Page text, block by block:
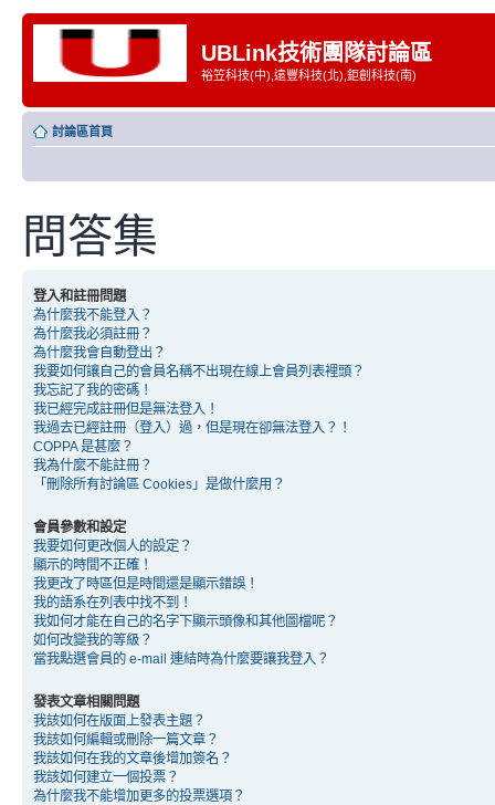
UBLink技術團隊討論區
裕笠科技(中),遠豐科技(北),鉅創科技(南)
討論區首頁
問答集
登入和註冊問題
為什麼我不能登入？
為什麼我必須註冊？
為什麼我會自動登出？
我要如何讓自己的會員名稱不出現在線上會員列表裡頭？
我忘記了我的密碼！
我已經完成註冊但是無法登入！
我過去已經註冊（登入）過，但是現在卻無法登入？！
COPPA 是甚麼？
我為什麼不能註冊？
「刪除所有討論區 Cookies」是做什麼用？
會員參數和設定
我要如何更改個人的設定？
顯示的時間不正確！
我更改了時區但是時間還是顯示錯誤！
我的語系在列表中找不到！
我如何才能在自己的名字下顯示頭像和其他圖檔呢？
如何改變我的等級？
當我點選會員的 e-mail 連結時為什麼要讓我登入？
發表文章相關問題
我該如何在版面上發表主題？
我該如何編輯或刪除一篇文章？
我該如何在我的文章後增加簽名？
我該如何建立一個投票？
為什麼我不能增加更多的投票選項？